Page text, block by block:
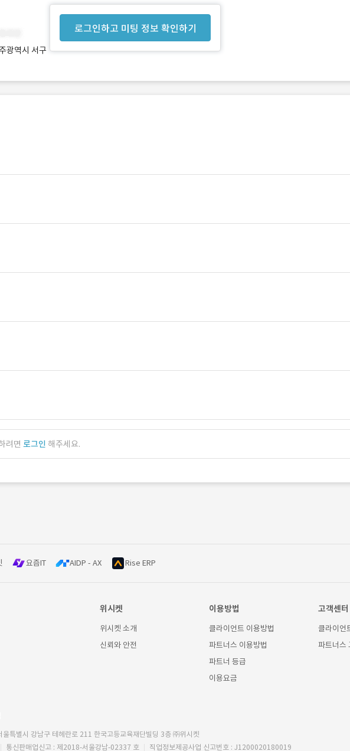
로그인하고 미팅 정보 확인하기
광역시 서구
려면 로그인 해주세요.
요즘IT AIDP - AX Rise ERP
위시켓
위시켓 소개
신뢰와 안전
이용방법
클라이언트 이용방법
파트너스 이용방법
파트너 등급
이용요금
고객센터
클라이언
파트너스
울특별시 강남구 테헤란로 211 한국고등교육재단빌딩 3층 ㈜위시켓
통신판매업신고 : 제2018-서울강남-02337 호 직업정보제공사업 신고번호 : J1200020180019